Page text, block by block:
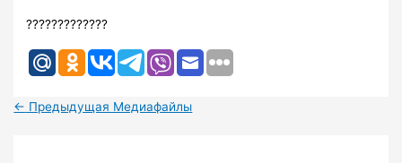
?????????????
← Предыдущая Медиафайлы